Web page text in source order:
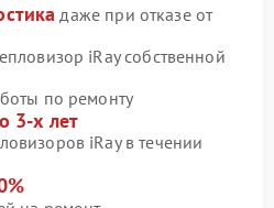
даже при отказе от
iRay собственной
по ремонту
3-х лет
iRay в течении